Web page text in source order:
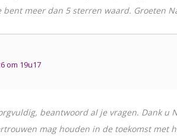
bent meer dan 5 sterren waard. Groeten
om 19u17
beantwoord al je vragen. Dank u
mag houden in de toekomst met